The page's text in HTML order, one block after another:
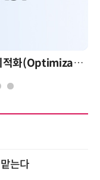
AI 시대의 의사결정을 바꾸는 수리최적화(Optimization): 실제 산업 적용 사례와 활용 전략
는다